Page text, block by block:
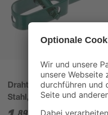
Drahtspanner aus
Stahl, grün 10 cm